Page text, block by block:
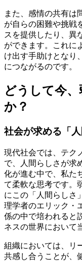
また、感情の共有は
が自らの困難や挑戦
スを提供したり、異
ができます。これに
け出す手助けとなり
につながるのです。
どうして今
か？
社会が求める「
現代社会では、テク
で、人間らしさが求
化が進む中で、私た
て柔軟な思考です。
にこの「人間らしさ
理学者のエリック・
係の中で培われると
ネスの世界において
組織においては、リ
共感し合うことが、